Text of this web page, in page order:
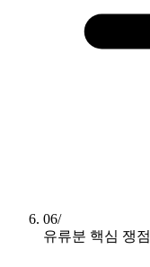
06/
유류분 핵심 쟁점